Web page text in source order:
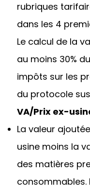
rubriques
dans les 4
Le calcul de la
au moins 30%
impôts sur les
du protocole
VA/Prix ex-
La valeur
usine moins la
des matières
consommables.